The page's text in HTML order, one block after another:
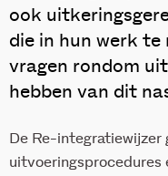
ook
die in hun werk te
vragen rondom
hebben van dit
De Re-
uitvoeringsprocedures